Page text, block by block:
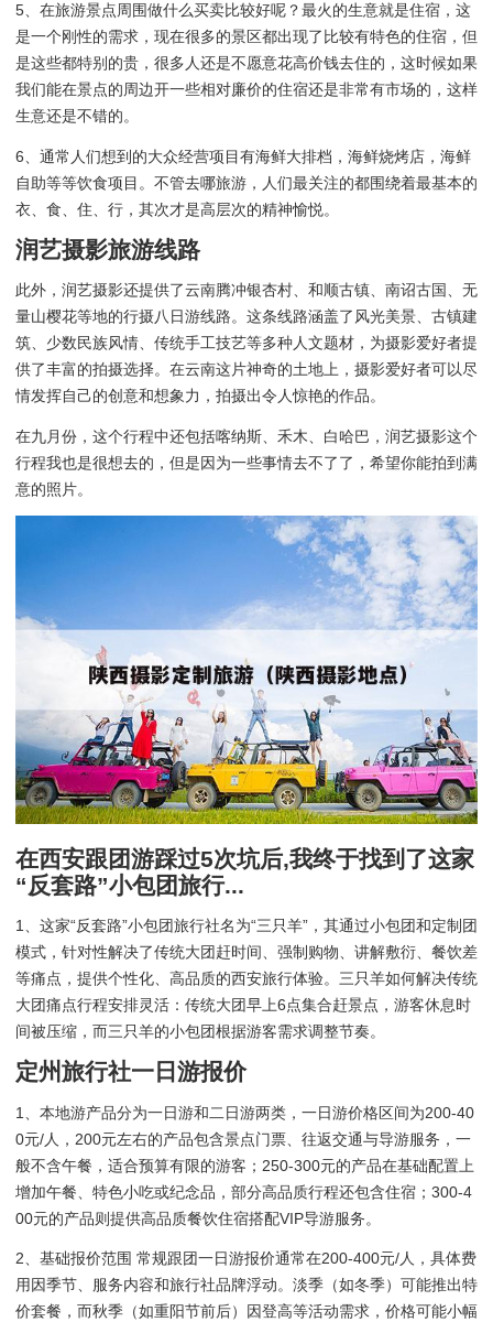
5、在旅游景点周围做什么买卖比较好呢？最火的生意就是住宿，这
是一个刚性的需求，现在很多的景区都出现了比较有特色的住宿，但
是这些都特别的贵，很多人还是不愿意花高价钱去住的，这时候如果
我们能在景点的周边开一些相对廉价的住宿还是非常有市场的，这样
生意还是不错的。
6、通常人们想到的大众经营项目有海鲜大排档，海鲜烧烤店，海鲜
自助等等饮食项目。不管去哪旅游，人们最关注的都围绕着最基本的
衣、食、住、行，其次才是高层次的精神愉悦。
润艺摄影旅游线路
此外，润艺摄影还提供了云南腾冲银杏村、和顺古镇、南诏古国、无
量山樱花等地的行摄八日游线路。这条线路涵盖了风光美景、古镇建
筑、少数民族风情、传统手工技艺等多种人文题材，为摄影爱好者提
供了丰富的拍摄选择。在云南这片神奇的土地上，摄影爱好者可以尽
情发挥自己的创意和想象力，拍摄出令人惊艳的作品。
在九月份，这个行程中还包括喀纳斯、禾木、白哈巴，润艺摄影这个
行程我也是很想去的，但是因为一些事情去不了了，希望你能拍到满
意的照片。
在西安跟团游踩过5次坑后,我终于找到了这家
“反套路”小包团旅行...
1、这家“反套路”小包团旅行社名为“三只羊”，其通过小包团和定制团
模式，针对性解决了传统大团赶时间、强制购物、讲解敷衍、餐饮差
等痛点，提供个性化、高品质的西安旅行体验。三只羊如何解决传统
大团痛点行程安排灵活：传统大团早上6点集合赶景点，游客休息时
间被压缩，而三只羊的小包团根据游客需求调整节奏。
定州旅行社一日游报价
1、本地游产品分为一日游和二日游两类，一日游价格区间为200-40
0元/人，200元左右的产品包含景点门票、往返交通与导游服务，一
般不含午餐，适合预算有限的游客；250-300元的产品在基础配置上
增加午餐、特色小吃或纪念品，部分高品质行程还包含住宿；300-4
00元的产品则提供高品质餐饮住宿搭配VIP导游服务。
2、基础报价范围 常规跟团一日游报价通常在200-400元/人，具体费
用因季节、服务内容和旅行社品牌浮动。淡季（如冬季）可能推出特
价套餐，而秋季（如重阳节前后）因登高等活动需求，价格可能小幅